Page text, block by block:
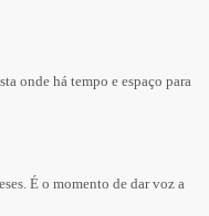
onde há tempo e espaço para
É o momento de dar voz a